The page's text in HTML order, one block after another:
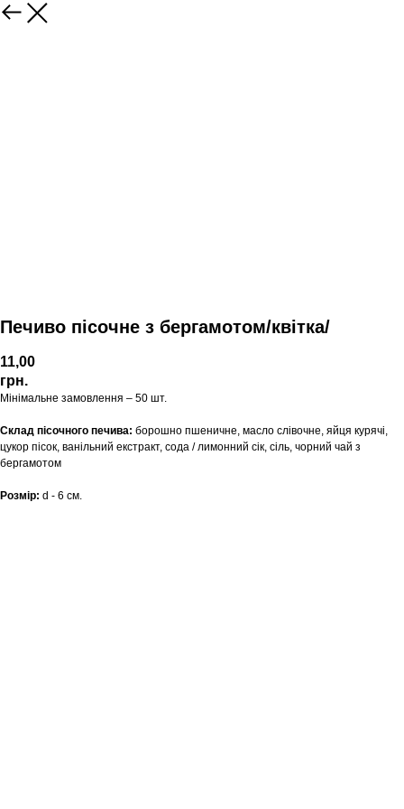
Печиво пісочне з бергамотом/квітка/
11,00
грн.
Мінімальне замовлення – 50 шт.
Склад пісочного печива: борошно пшеничне, масло слівочне, яйця курячі,
цукор пісок, ванільний екстракт, сода / лимонний сік, сіль, чорний чай з
бергамотом
Розмір: d - 6 см.